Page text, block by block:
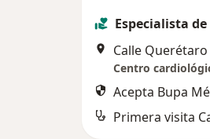
Especialista
Calle
Acepta Bupa
Primera visita